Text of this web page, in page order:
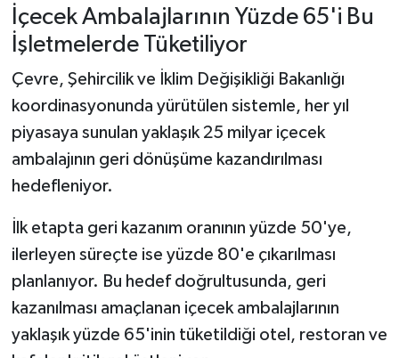
İçecek Ambalajlarının Yüzde 65'i Bu
İşletmelerde Tüketiliyor
Çevre, Şehircilik ve İklim Değişikliği Bakanlığı
koordinasyonunda yürütülen sistemle, her yıl
piyasaya sunulan yaklaşık 25 milyar içecek
ambalajının geri dönüşüme kazandırılması
hedefleniyor.
İlk etapta geri kazanım oranının yüzde 50'ye,
ilerleyen süreçte ise yüzde 80'e çıkarılması
planlanıyor. Bu hedef doğrultusunda, geri
kazanılması amaçlanan içecek ambalajlarının
yaklaşık yüzde 65'inin tüketildiği otel, restoran ve